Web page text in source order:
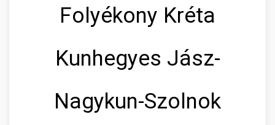
Folyékony Kréta
Kunhegyes Jász-
Nagykun-Szolnok